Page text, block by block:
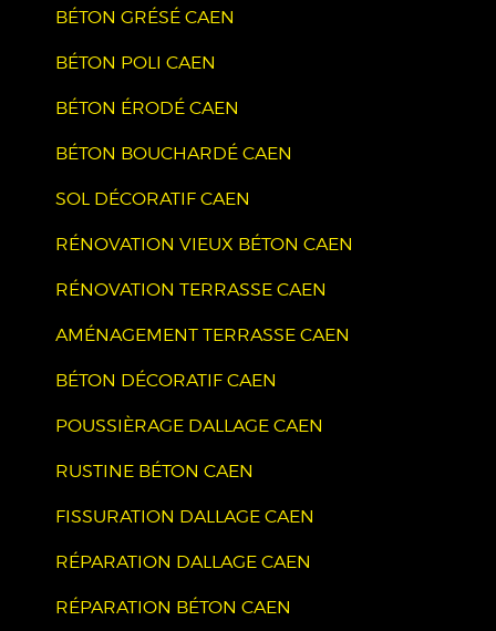
BÉTON GRÉSÉ CAEN
BÉTON POLI CAEN
BÉTON ÉRODÉ CAEN
BÉTON BOUCHARDÉ CAEN
SOL DÉCORATIF CAEN
RÉNOVATION VIEUX BÉTON CAEN
RÉNOVATION TERRASSE CAEN
AMÉNAGEMENT TERRASSE CAEN
BÉTON DÉCORATIF CAEN
POUSSIÈRAGE DALLAGE CAEN
RUSTINE BÉTON CAEN
FISSURATION DALLAGE CAEN
RÉPARATION DALLAGE CAEN
RÉPARATION BÉTON CAEN